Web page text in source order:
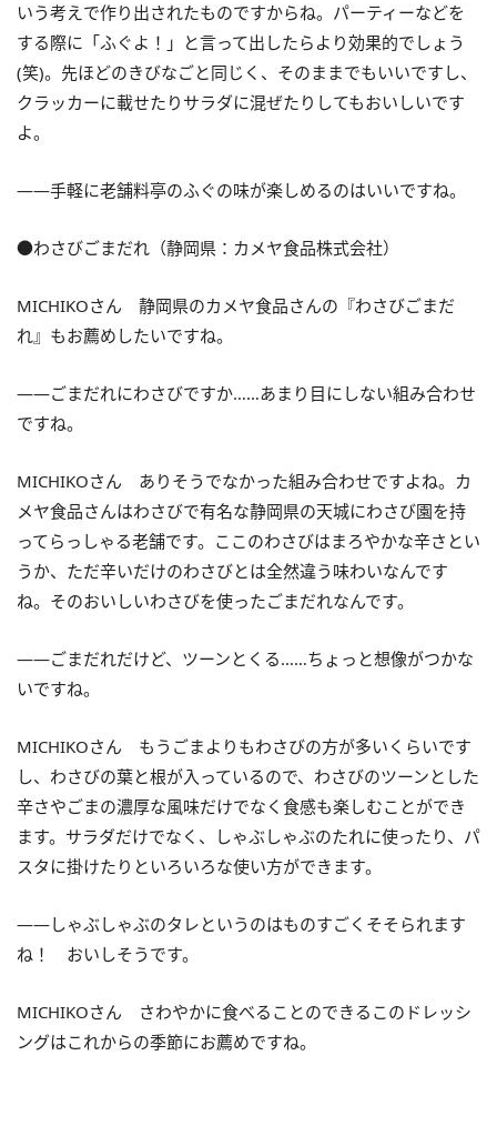
いう考えで作り出されたものですからね。パーティーなどを
する際に「ふぐよ！」と言って出したらより効果的でしょう
(笑)。先ほどのきびなごと同じく、そのままでもいいですし、
クラッカーに載せたりサラダに混ぜたりしてもおいしいです
よ。
――手軽に老舗料亭のふぐの味が楽しめるのはいいですね。
●わさびごまだれ（静岡県：カメヤ食品株式会社）
MICHIKOさん 静岡県のカメヤ食品さんの『わさびごまだ
れ』もお薦めしたいですね。
――ごまだれにわさびですか……あまり目にしない組み合わせ
ですね。
MICHIKOさん ありそうでなかった組み合わせですよね。カ
メヤ食品さんはわさびで有名な静岡県の天城にわさび園を持
ってらっしゃる老舗です。ここのわさびはまろやかな辛さとい
うか、ただ辛いだけのわさびとは全然違う味わいなんです
ね。そのおいしいわさびを使ったごまだれなんです。
――ごまだれだけど、ツーンとくる……ちょっと想像がつかな
いですね。
MICHIKOさん もうごまよりもわさびの方が多いくらいです
し、わさびの葉と根が入っているので、わさびのツーンとした
辛さやごまの濃厚な風味だけでなく食感も楽しむことができ
ます。サラダだけでなく、しゃぶしゃぶのたれに使ったり、パ
スタに掛けたりといろいろな使い方ができます。
――しゃぶしゃぶのタレというのはものすごくそそられます
ね！ おいしそうです。
MICHIKOさん さわやかに食べることのできるこのドレッシ
ングはこれからの季節にお薦めですね。